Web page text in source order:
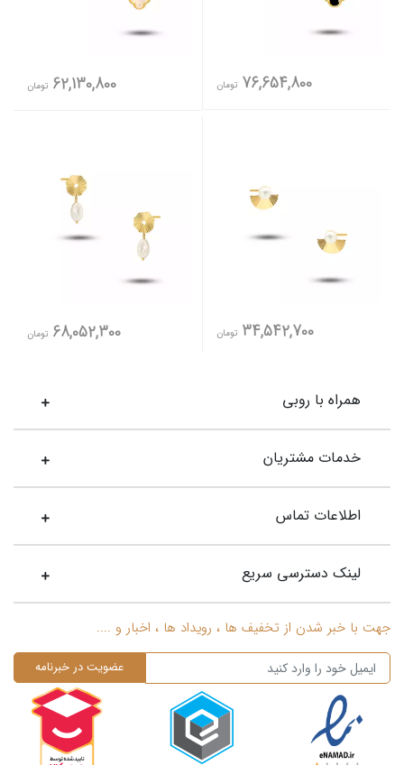
76,654,800 تومان 62,130,800 تومان
34,542,700 تومان 68,052,300 تومان
همراه با روبی
خدمات مشتریان
اطلاعات تماس
لینک دسترسی سریع
جهت با خبر شدن از تخفیف ها ، رویداد ها ، اخبار و ....